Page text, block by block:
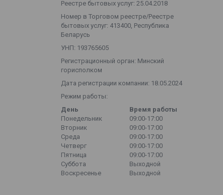
Реестре бытовых услуг: 25.04.2018
Номер в Торговом реестре/Реестре
бытовых услуг: 413400, Республика
Беларусь
УНП: 193765605
Регистрационный орган: Минский
горисполком
Дата регистрации компании: 18.05.2024
Режим работы:
День
Время работы
Понедельник
09:00-17:00
Вторник
09:00-17:00
Среда
09:00-17:00
Четверг
09:00-17:00
Пятница
09:00-17:00
Суббота
Выходной
Воскресенье
Выходной